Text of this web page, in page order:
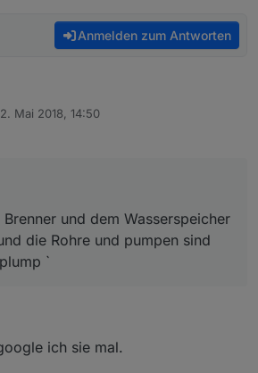
Anmelden zum Antworten
2. Mai 2018, 14:50
von
und dem Wasserspeicher
die Rohre und pumpen sind
`
ich sie mal.